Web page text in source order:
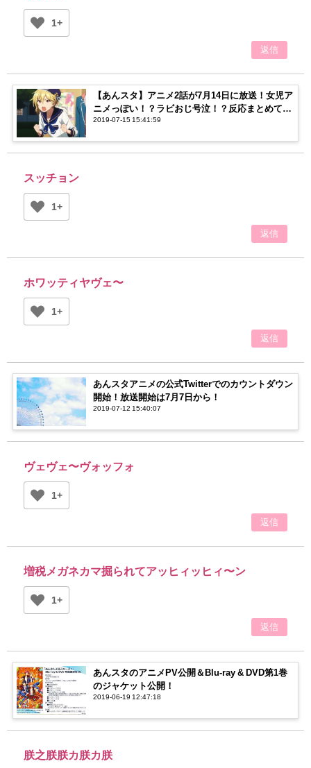
1+
返信
【あんスタ】アニメ2話が7月14日に放送！女児ア
ニメっぽい！？ラビおじ号泣！？反応まとめてみ
た！【ネタバレ注意】
2019-07-15 15:41:59
スッチョン
1+
返信
ホワッティヤヴェ〜
1+
返信
あんスタアニメの公式Twitterでのカウントダウン
開始！放送開始は7月7日から！
2019-07-12 15:40:07
ヴェヴェ〜ヴォッフォ
1+
返信
増税メガネカマ掘られてアッヒィッヒィ〜ン
1+
返信
あんスタのアニメPV公開＆Blu-ray & DVD第1巻
のジャケット公開！
2019-06-19 12:47:18
朕之朕朕カ朕カ朕